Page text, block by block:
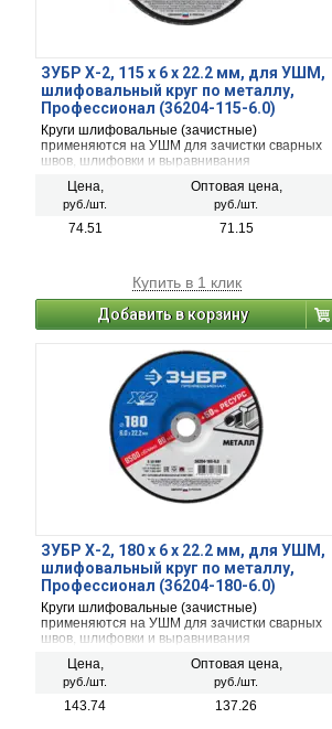
ЗУБР Х-2, 115 х 6 х 22.2 мм, для УШМ,
шлифовальный круг по металлу,
Профессионал (36204-115-6.0)
Круги шлифовальные (зачистные)
применяются на УШМ для зачистки сварных
швов, шлифовки и выравнивания
ржавчины с делалей и заготовок.
Цена,
руб./шт.
Оптовая цена,
руб./шт.
74.51 71.15
Купить в 1 клик
Добавить в корзину
ЗУБР Х-2, 180 х 6 х 22.2 мм, для УШМ,
шлифовальный круг по металлу,
Профессионал (36204-180-6.0)
Круги шлифовальные (зачистные)
применяются на УШМ для зачистки сварных
швов, шлифовки и выравнивания
ржавчины с делалей и заготовок.
Цена,
руб./шт.
Оптовая цена,
руб./шт.
143.74 137.26